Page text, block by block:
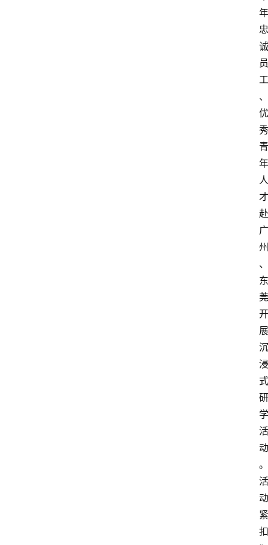
年
忠
诚
员
工
、
优
秀
青
年
人
才
赴
广
州
、
东
莞
开
展
沉
浸
式
研
学
活
动
。
活
动
紧
扣